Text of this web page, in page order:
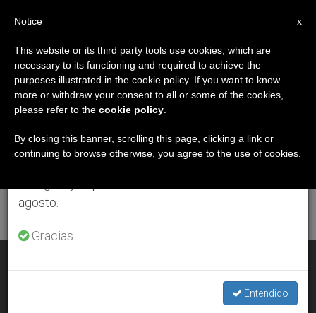
ETIQUETA
Posts Tagged ‘juegos
De Azar’
ÚLTIMAS NOTICIAS
×
Aviso importante
Del 27 de julio al 7 de agosto haremos la pausa
anual, aprovechando que en el periodo de verano
se generan menos informaciones y también el
agosto.
Gracias.
Entendido
x
Notice
This website or its third party tools use cookies, which are
necessary to its functioning and required to achieve the
purposes illustrated in the cookie policy. If you want to know
more or withdraw your consent to all or some of the cookies,
please refer to the cookie policy
By closing this banner, scrolling this page, clicking a link or
continuing to browse otherwise, you agree to the use of cookies.